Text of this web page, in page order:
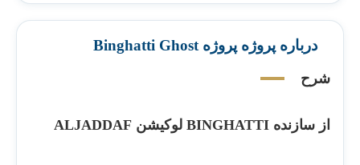
درباره پروژه پروژه Binghatti Ghost
شرح
از سازنده BINGHATTI لوکیشن ALJADDAF